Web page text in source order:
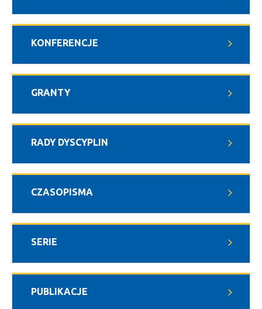
KONFERENCJE
GRANTY
RADY DYSCYPLIN
CZASOPISMA
SERIE
PUBLIKACJE